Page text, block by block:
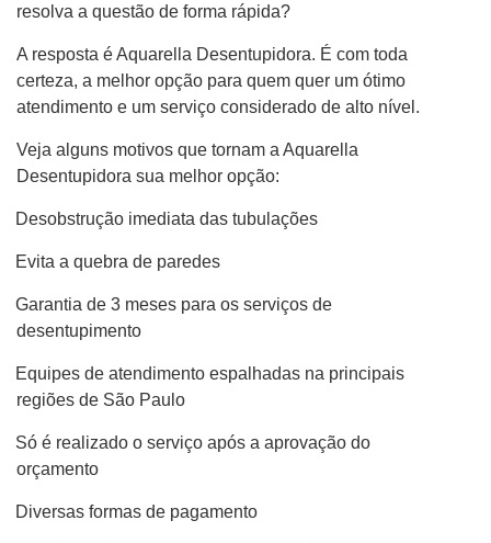
resolva a questão de forma rápida?
A resposta é Aquarella Desentupidora. É com toda
certeza, a melhor opção para quem quer um ótimo
atendimento e um serviço considerado de alto nível.
Veja alguns motivos que tornam a Aquarella
Desentupidora sua melhor opção:
Desobstrução imediata das tubulações
Evita a quebra de paredes
Garantia de 3 meses para os serviços de
desentupimento
Equipes de atendimento espalhadas na principais
regiões de São Paulo
Só é realizado o serviço após a aprovação do
orçamento
Diversas formas de pagamento